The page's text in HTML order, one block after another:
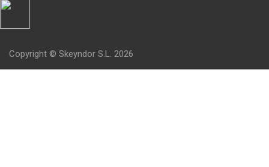
Copyright © Skeyndor S.L. 2026